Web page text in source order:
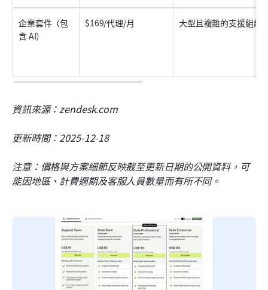
企業套件（包
含 AI）
$169/代理/月 大型且複雜的支援組織
資訊來源：zendesk.com
更新時間：2025-12-18
注意：價格與方案細節反映截至更新日期的公開資料，可
能因地區、計費週期及客服人員數量而有所不同。